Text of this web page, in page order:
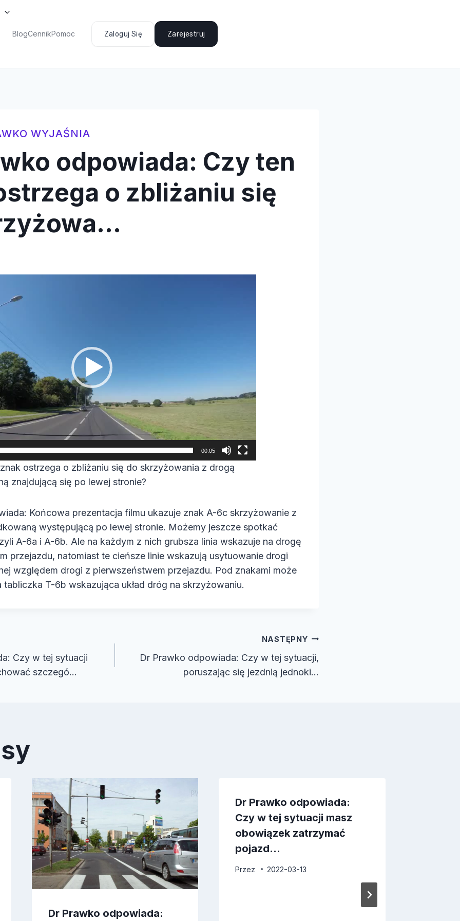
BlogCennikPomoc Zaloguj Się Zarejestruj
WYJAŚNIA
odpowiada: Czy ten
o zbliżaniu się
00:05
ostrzega o zbliżaniu się do skrzyżowania z drogą
znajdującą się po lewej stronie?
Końcowa prezentacja filmu ukazuje znak A-6c skrzyżowanie z
występującą po lewej stronie. Możemy jeszcze spotkać
A-6a i A-6b. Ale na każdym z nich grubsza linia wskazuje na drogę
przejazdu, natomiast te cieńsze linie wskazują usytuowanie drogi
względem drogi z pierwszeństwem przejazdu. Pod znakami może
tabliczka T-6b wskazująca układ dróg na skrzyżowaniu.
Czy w tej sytuacji
szczegó…
NASTĘPNY
Dr Prawko odpowiada: Czy w tej sytuacji,
poruszając się jezdnią jednoki…
Dr Prawko odpowiada:
Dr Prawko odpowiada:
Czy w tej sytuacji masz
obowiązek zatrzymać
pojazd…
Przez 2022-03-13